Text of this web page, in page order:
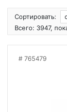
Сортировать:
Всего: 3947,
765479